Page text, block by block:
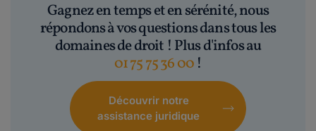
Gagnez en temps et en sérénité, nous
répondons à vos questions dans tous les
domaines de droit ! Plus d'infos au
01 75 75 36 00 !
Découvrir notre
assistance juridique